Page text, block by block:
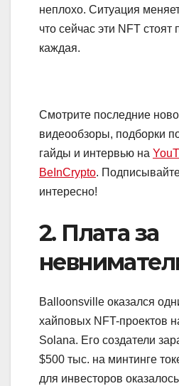
неплохо. Ситуация
что сейчас эти NFT стоят
каждая.
Смотрите последние
видеообзоры, подборки
гайды и интервью на
BeInCrypto.
интересно!
2. Плата за
Balloonsville оказался
хайповых NFT-проектов
Solana. Его создатели
$500 тыс. на минтинге
для инвесторов